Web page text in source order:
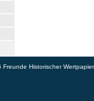
Freunde Historischer